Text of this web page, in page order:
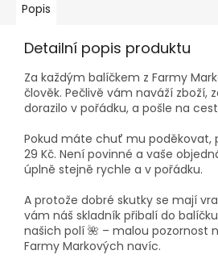
Popis
Detailní popis produktu
Za každým balíčkem z Farmy
člověk. Pečlivě vám naváží zboží,
dorazilo v pořádku, a pošle na
Pokud máte chuť mu poděkovat,
29 Kč. Není povinné a vaše
úplně stejně rychle a v pořádku.
A protože dobré skutky se mají
vám náš skladník přibalí do
našich polí 🌺 – malou pozornost
Farmy Markových navíc.